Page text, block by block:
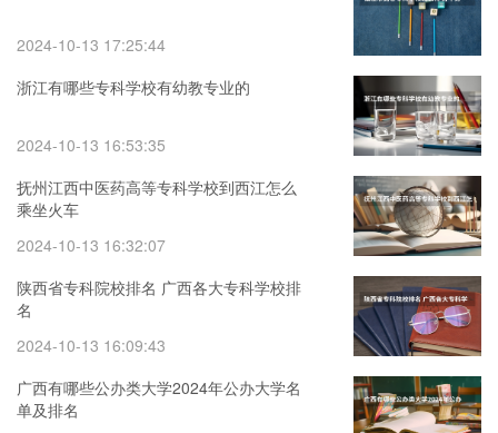
2024-10-13 17:25:44
浙江有哪些专科学校有幼教专业的
2024-10-13 16:53:35
抚州江西中医药高等专科学校到西江怎么
乘坐火车
2024-10-13 16:32:07
陕西省专科院校排名 广西各大专科学校排
名
2024-10-13 16:09:43
广西有哪些公办类大学2024年公办大学名
单及排名